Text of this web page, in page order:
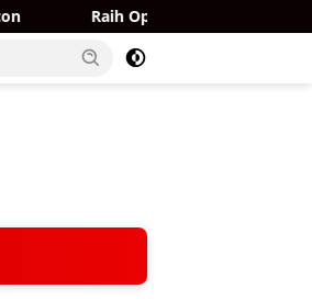
Raih Opini WTP ke-15 Berturut-turut,